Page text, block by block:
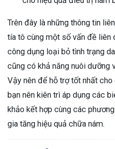
Trên đây là những thông tin
tía tô cùng một số vấn đề liên
công dụng loại bỏ tình trạng
cũng có khả năng nuôi dưỡng
Vậy nên để hỗ trợ tốt nhất cho
bạn nên kiên trì áp dụng các
khảo kết hợp cùng các
gia tăng hiệu quả chữa nám.